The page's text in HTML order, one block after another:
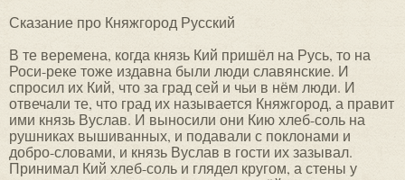
Сказание про Княжгород Русский
В те веремена, когда князь Кий пришёл на Русь, то на
Роси-реке тоже издавна были люди славянские. И
спросил их Кий, что за град сей и чьи в нём люди. И
отвечали те, что град их называется Княжгород, а правит
ими князь Вуслав. И выносили они Кию хлеб-соль на
рушниках вышиванных, и подавали с поклонами и
добро-словами, и князь Вуслав в гости их зазывал.
Принимал Кий хлеб-соль и глядел кругом, а стены у